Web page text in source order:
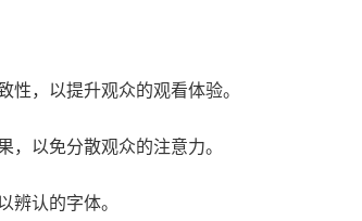
性，以提升观众的观看体验。
，以免分散观众的注意力。
辨认的字体。